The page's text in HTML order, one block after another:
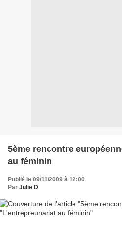
5ème rencontre
au féminin
Publié le 09/11/2009 à 12:00
Par Julie D